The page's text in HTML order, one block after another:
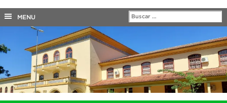
EDITAIS
INTERNACIONAL
OUVIDORIA
PORTARIAS
MENU